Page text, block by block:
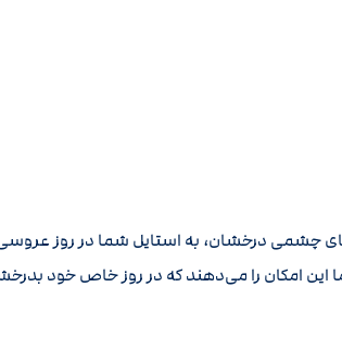
درخشان، به استایل شما در روز
این امکان را می‌دهند که در روز خاص خود